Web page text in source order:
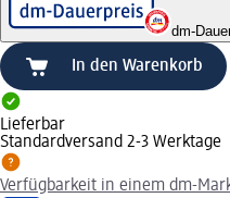
dm-
In den Warenkorb
Lieferbar
Standardversand 2-3 Werktage
Verfügbarkeit in einem dm-